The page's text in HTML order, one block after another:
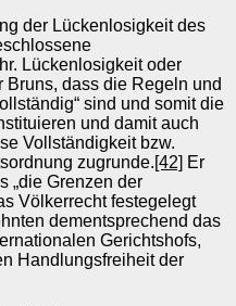
der Lückenlosigkeit des
Lückenlosigkeit oder
Bruns, dass die Regeln und
sind und somit die
und damit auch
Vollständigkeit bzw.
zugrunde.[42] Er
„die Grenzen der
Völkerrecht festegelegt
dementsprechend das
Gerichtshofs,
Handlungsfreiheit der